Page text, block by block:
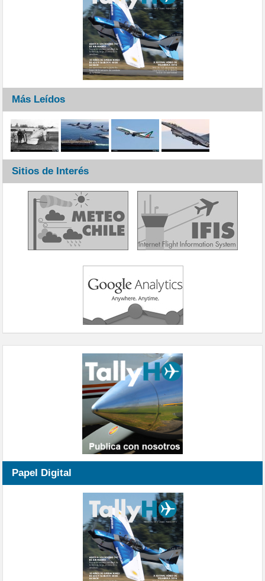
Más Leídos
Sitios de Interés
Papel Digital